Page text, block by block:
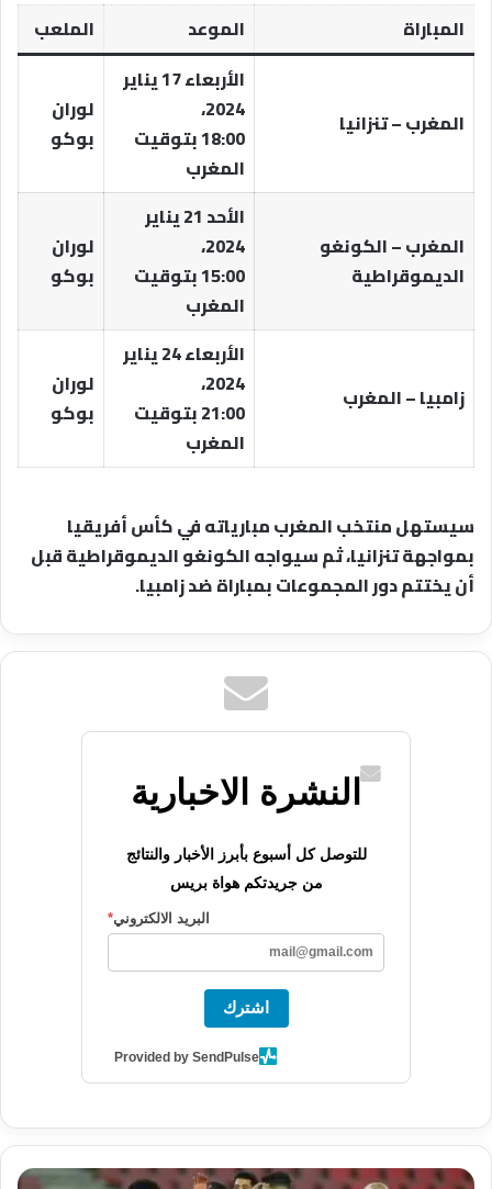
المباراة الموعد الملعب
المغرب – تنزانيا
الأربعاء 17 يناير
2024،
18:00 بتوقيت
المغرب
لوران
بوكو
المغرب – الكونغو
الديموقراطية
الأحد 21 يناير
2024،
15:00 بتوقيت
المغرب
لوران
بوكو
زامبيا – المغرب
الأربعاء 24 يناير
2024،
21:00 بتوقيت
المغرب
لوران
بوكو
سيستهل منتخب المغرب مبارياته في كأس أفريقيا
بمواجهة تنزانيا، ثم سيواجه الكونغو الديموقراطية قبل
أن يختتم دور المجموعات بمباراة ضد زامبيا.
النشرة الاخبارية
للتوصل كل أسبوع بأبرز الأخبار والنتائج
من جريدتكم هواة بريس
البريد الالكتروني*
اشترك
Provided by SendPulse
سهلة